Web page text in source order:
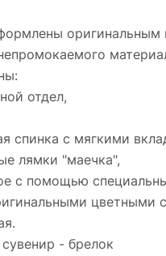
оригинальным
отдел,
спинка с мягкими
лямки "маечка",
с помощью
цветными
- брелок